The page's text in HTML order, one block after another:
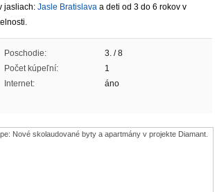
jasliach: Jasle Bratislava a deti od 3 do 6 rokov v
Poschodie:
3. / 8
Počet kúpeľní:
1
Internet:
áno
Nové skolaudované byty a apartmány v projekte Diamant.